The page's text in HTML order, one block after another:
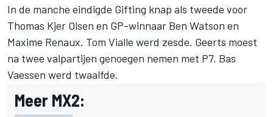
In de manche eindigde Gifting knap als tweede voor
Thomas Kjer Olsen en GP-winnaar Ben Watson en
Maxime Renaux. Tom Vialle werd zesde. Geerts moest
na twee valpartijen genoegen nemen met P7. Bas
Vaessen werd twaalfde.
Meer MX2: